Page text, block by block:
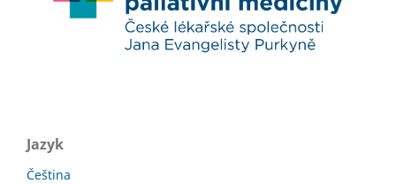
Jazyk
Čeština